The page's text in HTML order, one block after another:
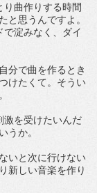
曲作りする時間
と思うんですよ。
淀みなく、ダイ
分で曲を作るとき
けたくて。そうい
激を受けたいんだ
うか。
いと次に行けない
新しい音楽を作り